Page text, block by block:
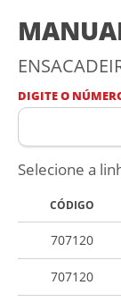
DIGITE O
Selecione a
CÓDIGO
707120
707120